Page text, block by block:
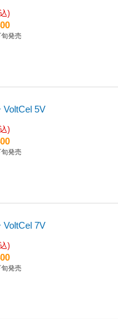
)
旬発売
VoltCel 5V
)
旬発売
VoltCel 7V
)
旬発売